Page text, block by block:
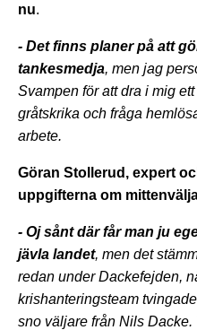
nu.
- Det finns planer på att
tankesmedja, men jag
Svampen för att dra i mig
gråtskrika och fråga
arbete.
Göran Stollerud, expert
uppgifterna om
- Oj sånt där får man ju
jävla landet, men det
redan under Dackefejden,
krishanteringsteam
sno väljare från Nils